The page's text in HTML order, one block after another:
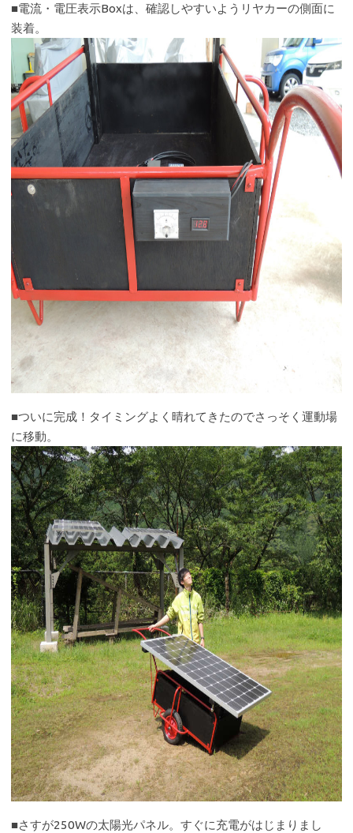
■電流・電圧表示Boxは、確認しやすいようリヤカーの側面に
装着。
■ついに完成！タイミングよく晴れてきたのでさっそく運動場
に移動。
■さすが250Wの太陽光パネル。すぐに充電がはじまりまし